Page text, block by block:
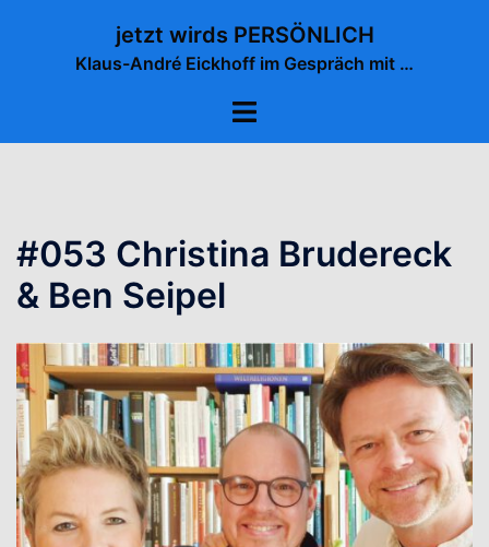
jetzt wirds PERSÖNLICH
Klaus-André Eickhoff im Gespräch mit …
Menü
#053 Christina Brudereck
& Ben Seipel